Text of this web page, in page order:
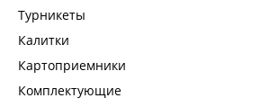
Турникеты
Калитки
Картоприемники
Комплектующие